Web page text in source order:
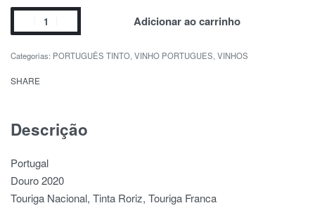
Adicionar ao carrinho
Categorias: PORTUGUÊS TINTO VINHO PORTUGUES VINHOS
SHARE
Descrição
Portugal
Douro 2020
Touriga Nacional, Tinta Roriz, Touriga Franca